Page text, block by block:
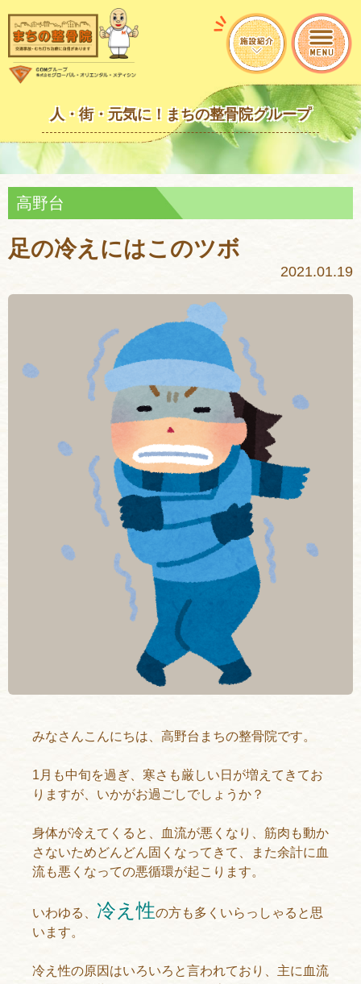
人・街・元気に！まちの整骨院グループ
高野台
足の冷えにはこのツボ
2021.01.19
みなさんこんにちは、高野台まちの整骨院です。
1月も中旬を過ぎ、寒さも厳しい日が増えてきてお
りますが、いかがお過ごしでしょうか？
身体が冷えてくると、血流が悪くなり、筋肉も動か
さないためどんどん固くなってきて、また余計に血
流も悪くなっての悪循環が起こります。
いわゆる、 冷え性の方も多くいらっしゃると思
います。
冷え性の原因はいろいろと言われており、主に血流